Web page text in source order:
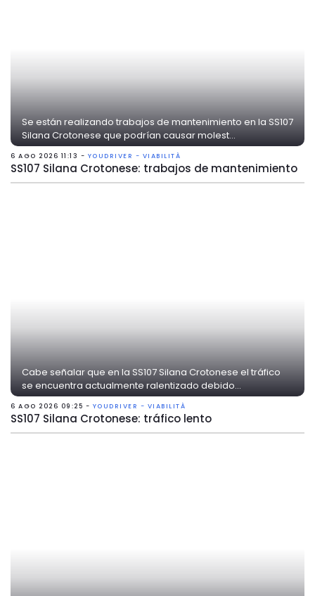
Se están realizando trabajos de mantenimiento en la SS107
Silana Crotonese que podrían causar molest...
6 AGO 2026 11:13 - YOUDRIVER - VIABILITÀ
SS107 Silana Crotonese: trabajos de mantenimiento
Cabe señalar que en la SS107 Silana Crotonese el tráfico
se encuentra actualmente ralentizado debido...
6 AGO 2026 09:25 - YOUDRIVER - VIABILITÀ
SS107 Silana Crotonese: tráfico lento